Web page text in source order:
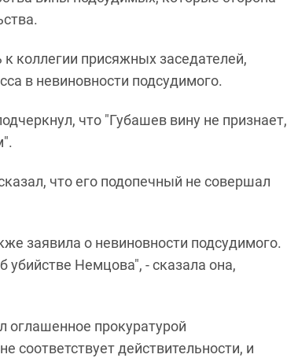
коллегии присяжных заседателей,
в невиновности подсудимого.
что "Губашев вину не признает,
что его подопечный не совершал
заявила о невиновности подсудимого.
убийстве Немцова", - сказала она,
оглашенное прокуратурой
соответствует действительности, и